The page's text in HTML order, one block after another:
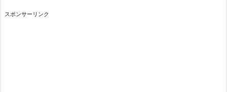
スポンサーリンク